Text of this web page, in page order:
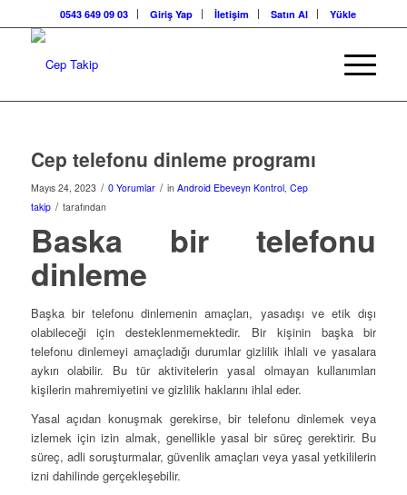
0543 649 09 03 Giriş Yap İletişim Satın Al Yükle
Cep telefonu dinleme programı
Mayıs 24, 2023 / 0 Yorumlar / in Android Ebeveyn Kontrol, Cep
takip / tarafından
Baska bir telefonu
dinleme
Başka bir telefonu dinlemenin amaçları, yasadışı ve etik dışı
olabileceği için desteklenmemektedir. Bir kişinin başka bir
telefonu dinlemeyi amaçladığı durumlar gizlilik ihlali ve yasalara
aykırı olabilir. Bu tür aktivitelerin yasal olmayan kullanımları
kişilerin mahremiyetini ve gizlilik haklarını ihlal eder.
Yasal açıdan konuşmak gerekirse, bir telefonu dinlemek veya
izlemek için izin almak, genellikle yasal bir süreç gerektirir. Bu
süreç, adli soruşturmalar, güvenlik amaçları veya yasal yetkililerin
izni dahilinde gerçekleşebilir.